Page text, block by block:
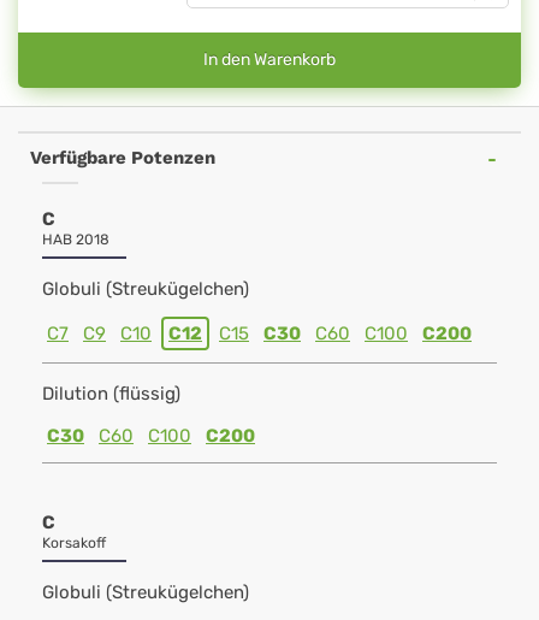
In den Warenkorb
Verfügbare Potenzen
C
HAB 2018
Globuli (Streukügelchen)
C7 C9 C10 C12 C15 C30 C60 C100 C200
Dilution (flüssig)
C30
C60 C100 C200
C
Korsakoff
Globuli (Streukügelchen)